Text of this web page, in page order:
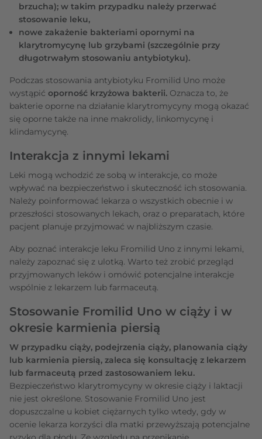
brzucha); w takim przypadku należy przerwać
stosowanie leku,
nowe zakażenie bakteriami opornymi na
klarytromycynę lub grzybami (szczególnie przy
długotrwałym stosowaniu antybiotyku).
Podczas stosowania antybiotyku Fromilid Uno może
wystąpić oporność krzyżowa bakterii. Oznacza to, że
bakterie oporne na działanie klarytromycyny mogą okazać
się oporne także na inne makrolidy, linkomycynę i
klindamycynę.
Interakcja z innymi lekami
Leki mogą wchodzić ze sobą w interakcje, co może
wpływać na bezpieczeństwo i skuteczność ich stosowania.
Należy poinformować lekarza o wszystkich obecnie i w
przeszłości stosowanych lekach, oraz o preparatach, które
pacjent planuje przyjmować w najbliższym czasie.
Aby poznać interakcje leku Fromilid Uno z innymi lekami,
należy zapoznać się z ulotką. Warto też zrobić przegląd
przyjmowanych leków i omówić potencjalne interakcje
wspólnie z lekarzem lub farmaceutą.
Stosowanie Fromilid Uno w ciąży i w
okresie karmienia piersią
W przypadku ciąży, podejrzenia ciąży, planowania ciąży
lub karmienia piersią, zaleca się konsultację z lekarzem
lub farmaceutą przed zastosowaniem leku.
Bezpieczeństwo klarytromycyny w okresie ciąży i laktacji
nie jest określone. Stosowanie Fromilid Uno jest
dopuszczalne u kobiet ciężarnych tylko wtedy, gdy w
ocenie lekarza korzyści dla matki przewyższają potencjalne